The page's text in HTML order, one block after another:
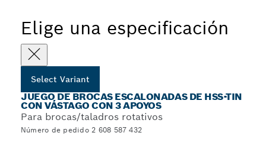
Elige una especificación
Select Variant
JUEGO DE BROCAS ESCALONADAS DE HSS-TIN
CON VÁSTAGO CON 3 APOYOS
Para brocas/taladros rotativos
Número de pedido 2 608 587 432